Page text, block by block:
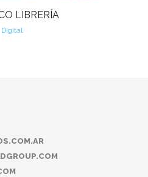
LIBRERÍA
Digital